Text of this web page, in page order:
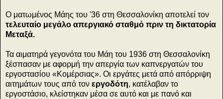
Ο ματωμένος Μάης του '36 στη Θεσσαλονίκη αποτελεί τον
τελευταίο μεγάλο απεργιακό σταθμό πριν τη δικτατορία
Μεταξά.
Τα αιματηρά γεγονότα του Μάη του 1936 στη Θεσσαλονίκη
ξέσπασαν με αφορμή την απεργία των καπνεργατών του
εργοστασίου «Κομέρσιας». Οι εργάτες μετά από απόρριψη
αιτημάτων τους από τον εργοδότη, κατέλαβαν το
εργοστάσιο, κλείστηκαν μέσα σε αυτό και με πανό και